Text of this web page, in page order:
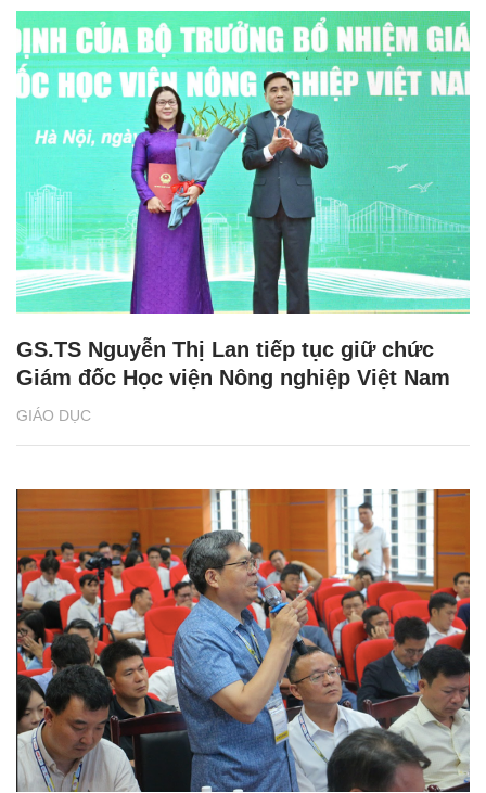
GIÁO DỤC
GS.TS Nguyễn Thị Lan tiếp tục giữ chức
Giám đốc Học viện Nông nghiệp Việt Nam